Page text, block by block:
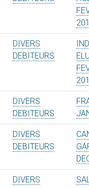
DIVERS
DEBITEURS
DIVERS
DEBITEURS
DIVERS
DEBITEURS
DIVERS